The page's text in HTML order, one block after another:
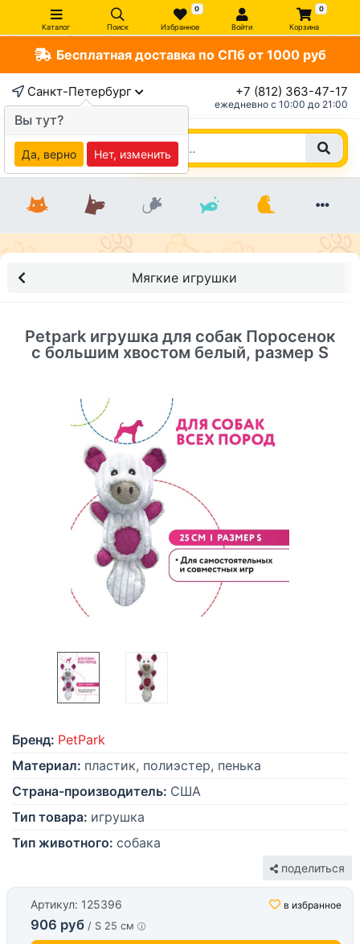
Каталог Поиск
0
Избранное Войти
0
Корзина
Бесплатная доставка по СПб от 1000 руб
Санкт-Петербург +7 (812) 363-47-17
ежедневно c 10:00 до 21:00
Мягкие игрушки
Petpark игрушка для собак Поросенок
с большим хвостом белый, размер S
Бренд: PetPark
Материал: пластик, полиэстер, пенька
Страна-производитель: США
Тип товара: игрушка
Тип животного: собака
поделиться
Артикул: 125396 в избранное
906 руб / S 25 см
Вы тут?
Да, верно Нет, изменить